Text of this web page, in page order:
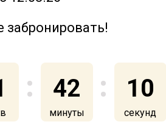
Дорогие
забронировать!
42
минуты
10
секунд